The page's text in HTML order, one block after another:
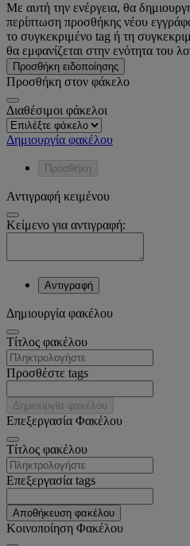
Με αυτή την ενέργεια, θα
περίπτωση προσθήκης νέου
το συγκεκριμένο tag ή τη
θα εμφανίζεται στην ενότητα του
Προσθήκη ειδοποίησης
Προσθήκη στον φάκελο
Διαθέσιμοι φάκελοι
Δημιουργία φακέλου
Προσθήκη
Αντιγραφή κειμένου
Κείμενο για αντιγραφή:
Αντιγραφή
Δημιουργία φακέλου
Tίτλος φακέλου
Προσθέστε tags
Δημιουργία φακέλου
Επεξεργασία Φακέλου
Tίτλος φακέλου
Επεξεργασία tags
Αποθήκευση φακέλου
Κοινοποίηση Φακέλου